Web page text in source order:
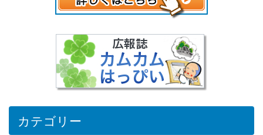
カテゴリー